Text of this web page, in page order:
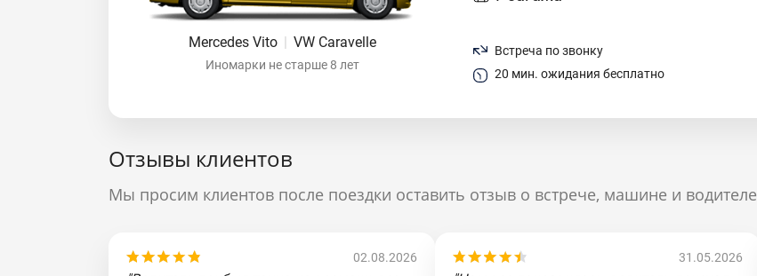
Mercedes Vito | VW Caravelle
Иномарки не старше 8 лет
Встреча по звонку
20 мин. ожидания бесплатно
Отзывы клиентов
Мы просим клиентов после поездки оставить отзыв о встрече, машине и водителе
02.08.2026 31.05.2026